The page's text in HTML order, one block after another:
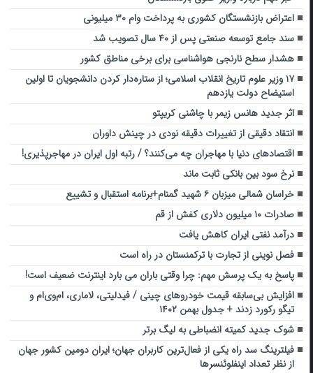
اعتراض بازنشستگان کشوری به پرداخت وام ۳۰ میلیونی
سند جامع توسعه صنعتی پس از ۴۰ سال تصویب شد
هشدار سطح نارنجی هواشناسی برای برخی مناطق کشور
۱۷ وزیر علوم تاریخ انقلاب اسلامی؛ از ستاره‌دار کردن دانشجویان تا اولین
استیضاح دولت یازدهم
اثر جدید هانس زیمر با چاشنی کریپتو
انتقاد دقیقی از تغییرات دقیقه نودی در چینش داوران
اقتصادهای دنیا با مهاجران چه می‌کنند؟ / رتبه اول ایران در مهاجرپذیری!
نرخ سود بین بانکی ثابت ماند
خراسان شمالی میزبان ۶ شهید گمنام+برنامه استقبال و تشییع
صادرات ۱۰ میلیون دلاری کفش از قم
درآمد نفتی ایران کاهش یافت
فصل نوینی از تجارت با ترکمنستان در راه است
پاسخ به یک پرسش مهم: چرا وقتی باران می بارد اینترنت ضعیف است!
افزایش بی‌سابقه قیمت خودروهای چینی / فیدلیتی، لاماری، ام‌وی‌ام و
تیگو رکورد زدند + جدول بهمن ۱۴۰۲
شوک جدید کمیته انضباطی به لیگ برتر
فیلترینگ سد راه یکی از فعال‌ترین کاربران جهان؛ ایران دومین کشور جهان
از نظر تعداد اینفلوئنسرها